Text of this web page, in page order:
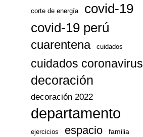
corte de energía
covid-19
covid-19 perú
cuarentena cuidados
cuidados coronavirus
decoración
decoración 2022
departamento
ejercicios espacio familia